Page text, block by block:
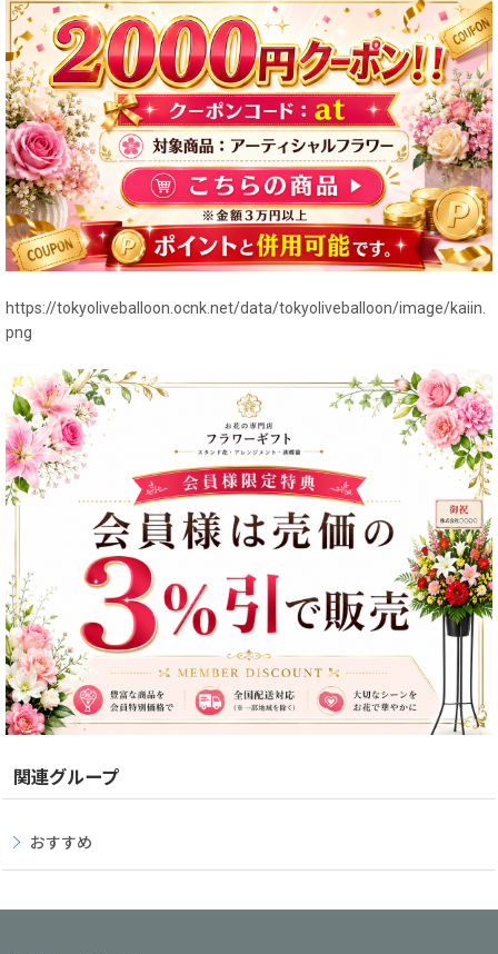
https://tokyoliveballoon.ocnk.net/data/tokyoliveballoon/image/kaiin.
png
関連グループ
おすすめ